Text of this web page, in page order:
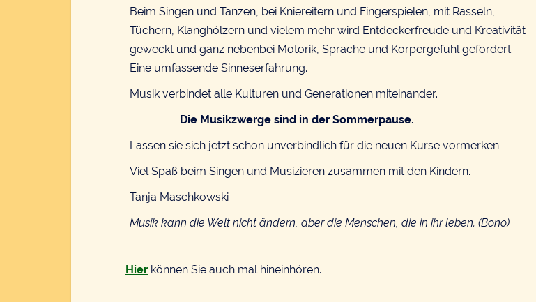
Beim Singen und Tanzen, bei Kniereitern und Fingerspielen, mit Rasseln,
Tüchern, Klanghölzern und vielem mehr wird Entdeckerfreude und Kreativität
geweckt und ganz nebenbei Motorik, Sprache und Körpergefühl gefördert.
Eine umfassende Sinneserfahrung.
Musik verbindet alle Kulturen und Generationen miteinander.
Die Musikzwerge sind in der Sommerpause.
Lassen sie sich jetzt schon unverbindlich für die neuen Kurse vormerken.
Viel Spaß beim Singen und Musizieren zusammen mit den Kindern.
Tanja Maschkowski
Musik kann die Welt nicht ändern, aber die Menschen, die in ihr leben. (Bono)
Hier können Sie auch mal hineinhören.